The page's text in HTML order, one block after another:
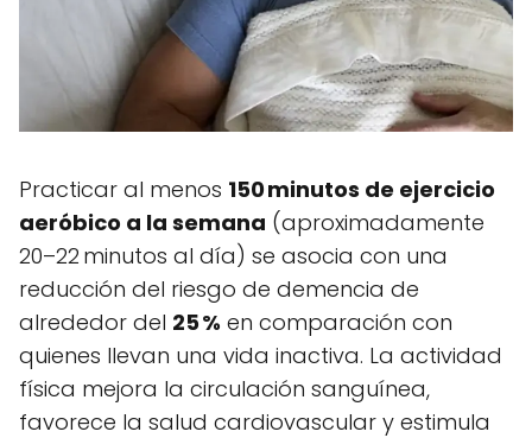
Practicar al menos 150 minutos de ejercicio
aeróbico a la semana (aproximadamente
20–22 minutos al día) se asocia con una
reducción del riesgo de demencia de
alrededor del 25 % en comparación con
quienes llevan una vida inactiva. La actividad
física mejora la circulación sanguínea,
favorece la salud cardiovascular y estimula